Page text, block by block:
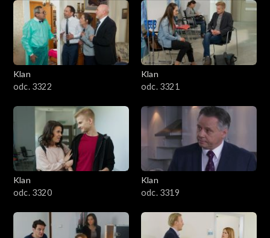
Klan
odc. 3322
Klan
odc. 3321
Klan
odc. 3320
Klan
odc. 3319